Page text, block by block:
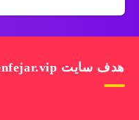
هدف سایت www.enfejar.vip